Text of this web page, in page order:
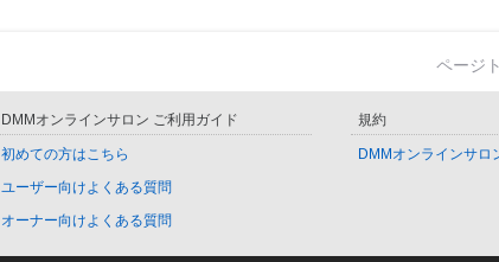
ページ
DMMオンラインサロン ご利用ガイド
初めての方はこちら
ユーザー向けよくある質問
オーナー向けよくある質問
規約
DMMオンラインサロ